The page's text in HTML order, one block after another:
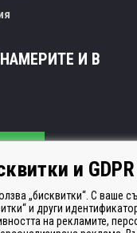
И В
е сертифицирани GDPR
„бисквитки“. С ваше
и други
на рекламите,